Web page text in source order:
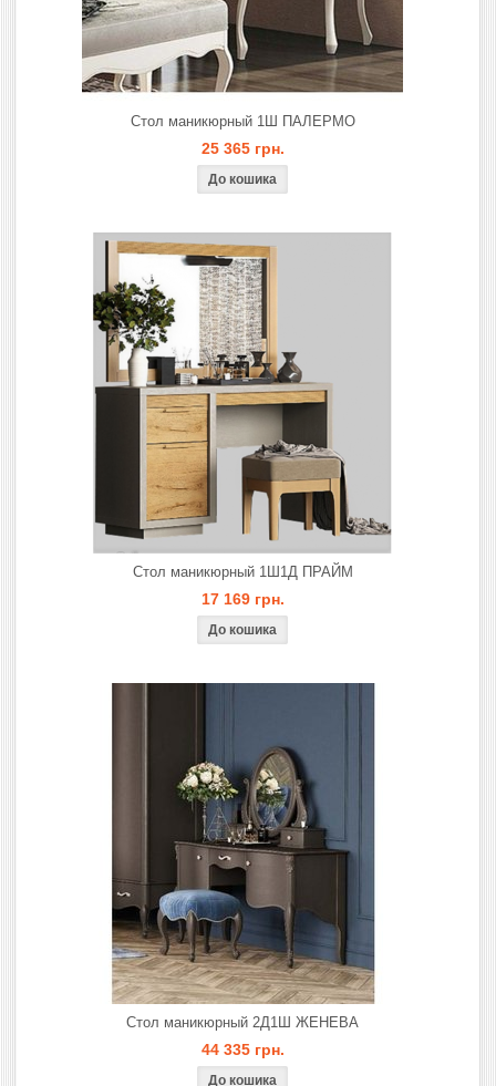
Стол маникюрный 1Ш ПАЛЕРМО
25 365 грн.
Стол маникюрный 1Ш1Д ПРАЙМ
17 169 грн.
Стол маникюрный 2Д1Ш ЖЕНЕВА
44 335 грн.